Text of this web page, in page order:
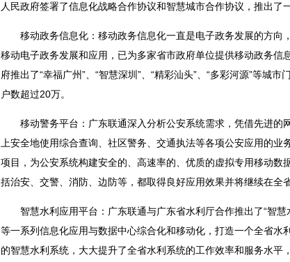
人民政府签署了信息化战略合作协议和智慧城市合作协议，推出了
移动政务信息化：移动政务信息化一直是电子政务发展的方
移动电子政务发展和应用，已为多家省市政府单位提供移动政务
府推出了“幸福广州”、“智慧深圳”、“精彩汕头”、“多彩河源”等城
户数超过20万。
移动警务平台：广东联通深入分析公安系统需求，凭借先进
上安全地使用综合查询、社区警务、交通执法等各项公安应用的
项目，为公安系统构建安全的、高速率的、优质的虚拟专用移动
括治安、交警、消防、边防等，都取得良好应用效果并将继续在全
智慧水利应用平台：广东联通与广东省水利厅合作推出了“智
等一系列信息化应用与数据中心综合化和移动化，打造一个全省
的智慧水利系统，大大提升了全省水利系统的工作效率和服务水平